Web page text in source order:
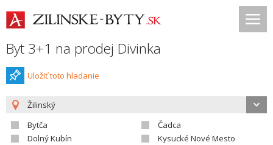
Byt 3+1 na prodej Divinka
Uložiť toto hladanie
Žilinský
Bytča
Čadca
Dolný Kubín
Kysucké Nové Mesto